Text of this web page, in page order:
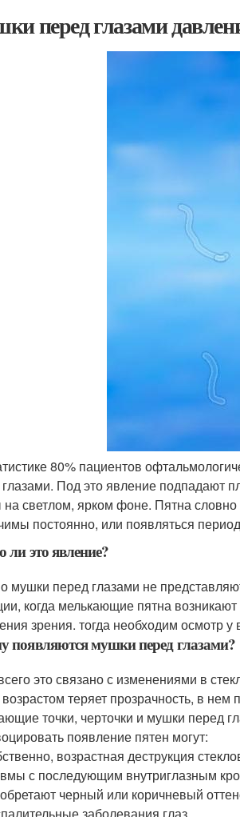
перед глазами
80% пациентов
Под это явление подпадают
светлом, ярком фоне. Пятна
постоянно, или появляться
ли это явление?
мушки перед глазами не
когда мелькающие пятна
зрения. тогда необходим осмотр у
появляются мушки перед глазами?
это связано с изменениями в
возрастом теряет прозрачность, в
точки, черточки и мушки перед
появление пятен могут:
возрастная деструкция
с последующим внутриглазным
черный или коричневый